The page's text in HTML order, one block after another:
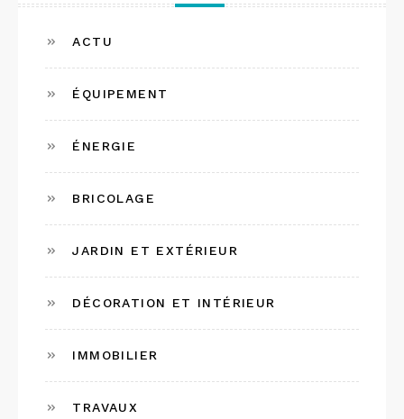
ACTU
ÉQUIPEMENT
ÉNERGIE
BRICOLAGE
JARDIN ET EXTÉRIEUR
DÉCORATION ET INTÉRIEUR
IMMOBILIER
TRAVAUX